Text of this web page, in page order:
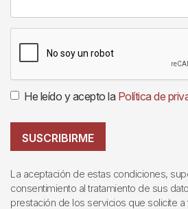
He leído y acepto la Política de
SUSCRIBIRME
La aceptación de estas condiciones,
consentimiento al tratamiento de sus
prestación de los servicios que solicite